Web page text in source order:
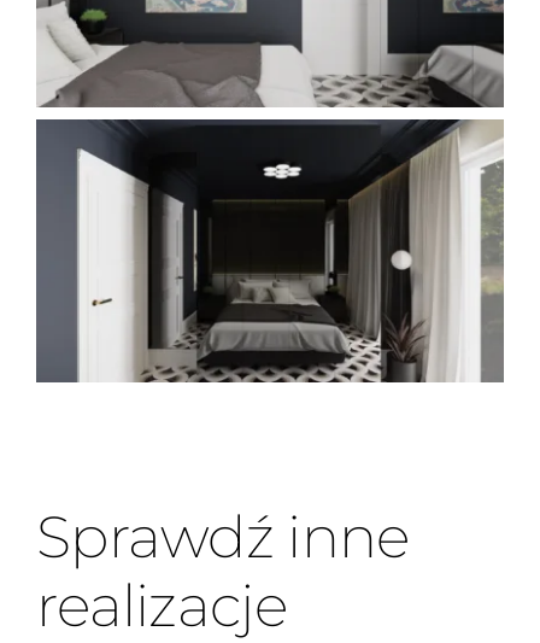
Sprawdź inne
realizacje